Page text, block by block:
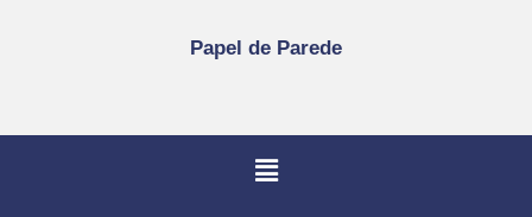
Papel de Parede